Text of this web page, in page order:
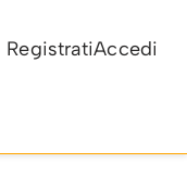
RegistratiAccedi